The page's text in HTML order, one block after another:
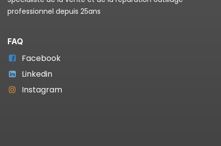
professionnel depuis 25ans
FAQ
Facebook
Linkedin
Instagram